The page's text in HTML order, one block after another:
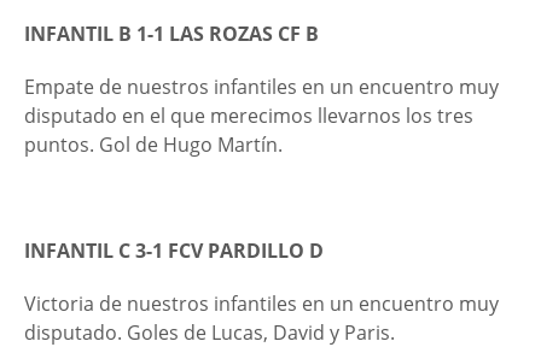
INFANTIL B 1-1 LAS ROZAS CF B
Empate de nuestros infantiles en un encuentro muy
disputado en el que merecimos llevarnos los tres
puntos. Gol de Hugo Martín.
INFANTIL C 3-1 FCV PARDILLO D
Victoria de nuestros infantiles en un encuentro muy
disputado. Goles de Lucas, David y Paris.